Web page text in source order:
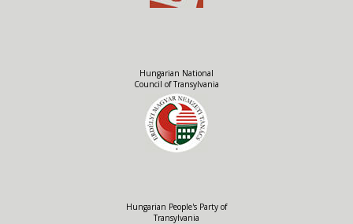
Hungarian National
Council of Transylvania
Hungarian People's Party of
Transylvania